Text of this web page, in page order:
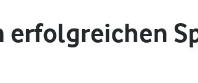
erfolgreichen